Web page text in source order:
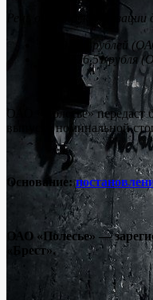
Речь о
5 700 000 рублей
7 936 476,51 рубля
ОАО «Полесье» передаст
выпуска номинальной
Основание:
ОАО «Полесье» —
«Брест».